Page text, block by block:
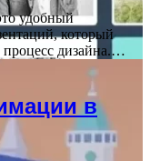
удобный
который
процесс дизайна.…
в